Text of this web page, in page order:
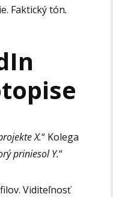
Faktický tón.
X.“ Kolega
priniesol Y.“
Viditeľnosť